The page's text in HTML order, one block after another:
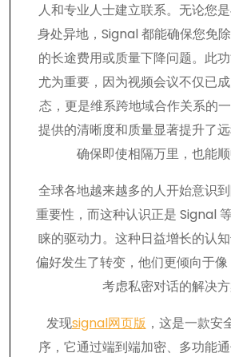
人和专业人士建立联系。无论您
身处异地，Signal 都能确保您免
的长途费用或质量下降问题。此
尤为重要，因为视频会议不仅已
态，更是维系跨地域合作关系的
提供的清晰度和质量显著提升了
确保即使相隔万里，也能顺
全球各地越来越多的人开始意识
重要性，而这种认识正是 Signal
睐的驱动力。这种日益增长的认
偏好发生了转变，他们更倾向于
考虑私密对话的解决方
发现signal网页版 ，这是一款安
序，它通过端到端加密、多功能